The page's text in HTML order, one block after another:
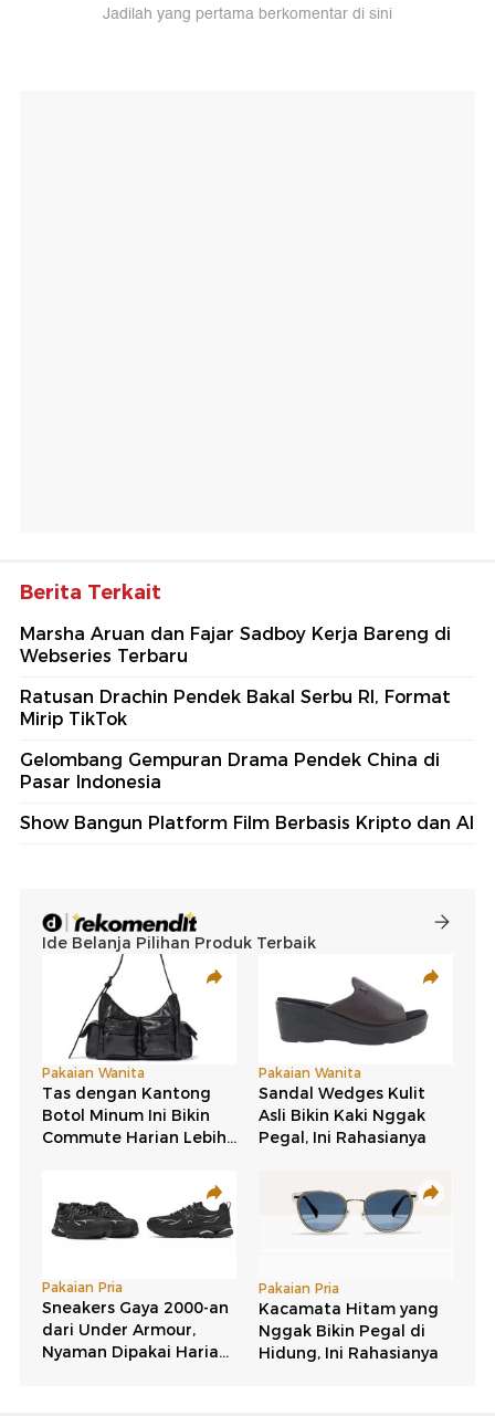
Jadilah yang pertama berkomentar di sini
Berita Terkait
Marsha Aruan dan Fajar Sadboy Kerja Bareng di
Webseries Terbaru
Ratusan Drachin Pendek Bakal Serbu RI, Format
Mirip TikTok
Gelombang Gempuran Drama Pendek China di
Pasar Indonesia
Show Bangun Platform Film Berbasis Kripto dan AI